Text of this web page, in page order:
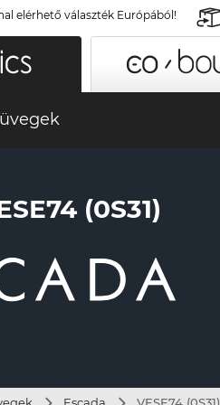
elérhető választék Európából!
(0S31)